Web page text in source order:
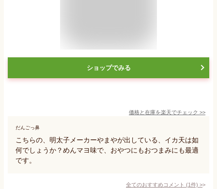
ショップでみる
価格と在庫を楽天でチェック >>
だんごっ鼻
こちらの、明太子メーカーやまやが出している、イカ天は如
何でしょうか？めんマヨ味で、おやつにもおつまみにも最適
です。
全てのおすすめコメント (1件) >